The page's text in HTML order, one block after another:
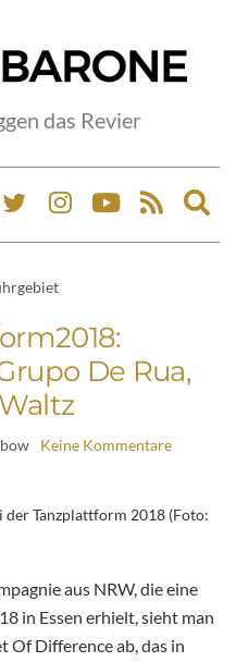
das Revier
De Rua,
Keine Kommentare
der Tanzplattform 2018 (Foto:
aus NRW, die eine
in Essen erhielt, sieht man
Of Difference ab, das in